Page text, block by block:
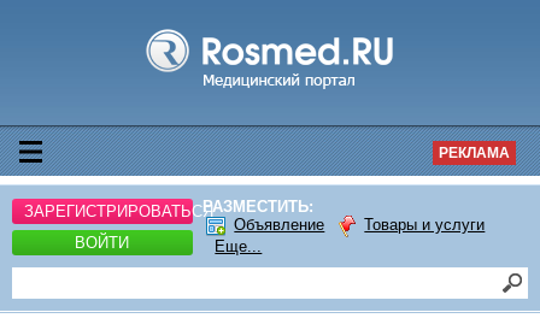
РЕКЛАМА
ЗАРЕГИСТРИРОВАТЬСЯ
ВОЙТИ
РАЗМЕСТИТЬ:
Объявление
Товары и услуги
Еще...